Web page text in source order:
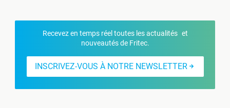
Recevez en temps réel toutes les actualités et
nouveautés de Fritec.
INSCRIVEZ-VOUS À NOTRE NEWSLETTER